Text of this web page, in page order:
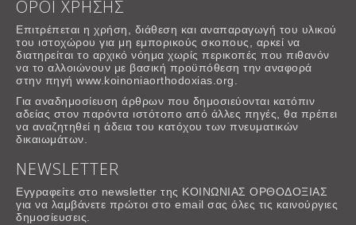
ΟΡΟΙ ΧΡΗΣΗΣ
Επιτρέπεται η χρήση, διάθεση και αναπαραγωγή του υλικού
του ιστοχώρου για μη εμπορικούς σκοπους, αρκεί να
διατηρείται το αρχικό νόημα χωρίς περικοπές που πιθανόν
να το αλλοιώνουν με βασική προϋπόθεση την αναφορά
στην πηγή www.koinoniaorthodoxias.org.
Για αναδημοσίευση άρθρων που δημοσιεύονται κατόπιν
αδείας στον παρόντα ιστότοπο από άλλες πηγές, θα πρέπει
να αναζητηθεί η άδεια του κατόχου των πνευματικών
δικαιωμάτων.
NEWSLETTER
Εγγραφείτε στο newsletter της ΚΟΙΝΩΝΙΑΣ ΟΡΘΟΔΟΞΙΑΣ
για να λαμβάνετε πρώτοι στο email σας όλες τις καινούργιες
δημοσίευσεις.